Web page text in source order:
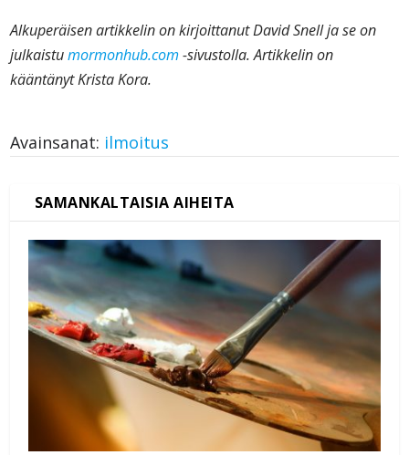
Alkuperäisen artikkelin on kirjoittanut David Snell ja se on
julkaistumormonhub.com-sivustolla. Artikkelin on
kääntänyt Krista Kora.
Avainsanat: ilmoitus